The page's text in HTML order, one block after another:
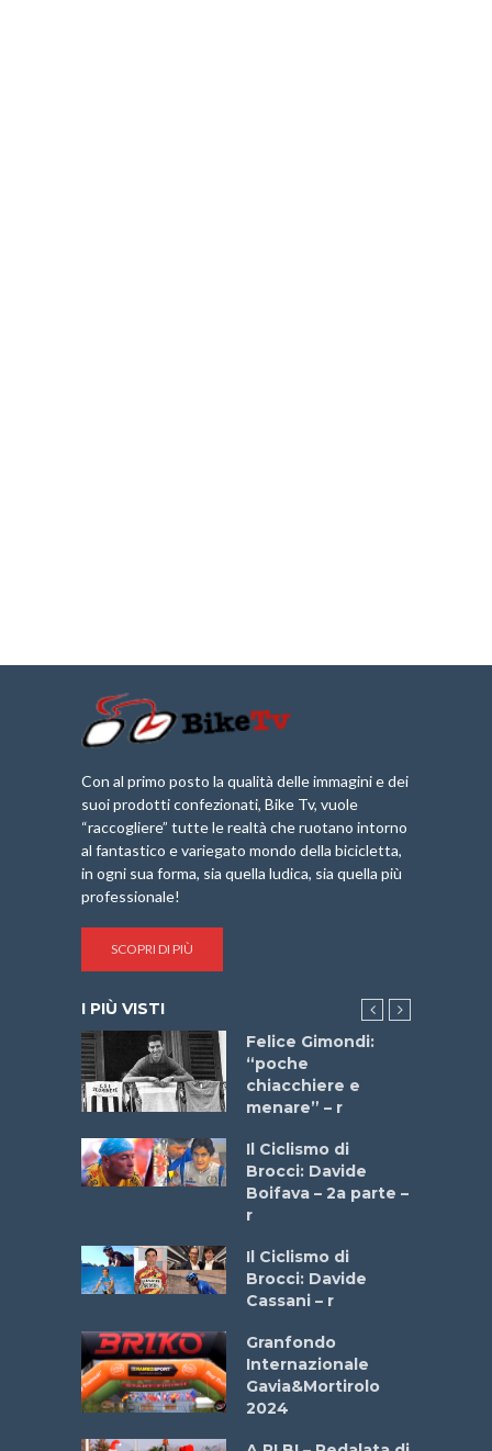
Con al primo posto la qualità delle immagini e dei
suoi prodotti confezionati, Bike Tv, vuole
“raccogliere” tutte le realtà che ruotano intorno
al fantastico e variegato mondo della bicicletta,
in ogni sua forma, sia quella ludica, sia quella più
professionale!
SCOPRI DI PIÙ
I PIÙ VISTI
Felice Gimondi:
“poche
chiacchiere e
menare” – r
Il Ciclismo di
Brocci: Davide
Boifava – 2a parte –
r
Il Ciclismo di
Brocci: Davide
Cassani – r
Granfondo
Internazionale
Gavia&Mortirolo
2024